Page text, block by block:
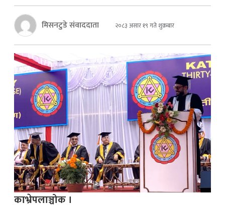
मिसनटुडे संवाददाता २०८३ असार १९ गते शुक्रबार
काभ्रेपलाञ्चोक ।